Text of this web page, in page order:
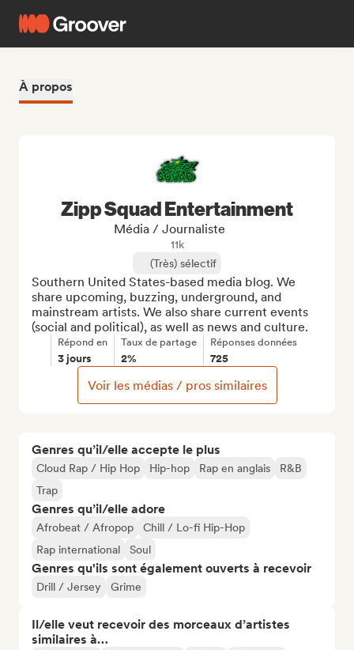
À propos
Genres qu’il/elle accepte le plus
Cloud Rap / Hip Hop Hip-hop Rap en anglais
R&B
Trap
Genres qu’il/elle adore
Afrobeat / Afropop
Chill / Lo-fi Hip-Hop
Rap international
Soul
Genres qu'ils sont également ouverts à recevoir
Drill / Jersey Grime
Il/elle veut recevoir des morceaux d’artistes
similaires à…
Zipp Squad Entertainment
Média / Journaliste
11k
(Très) sélectif
Southern United States-based media blog. We
share upcoming, buzzing, underground, and
mainstream artists. We also share current events
(social and political), as well as news and culture.
Répond en
3 jours
Taux de partage
2%
Réponses données
725
Voir les médias / pros similaires